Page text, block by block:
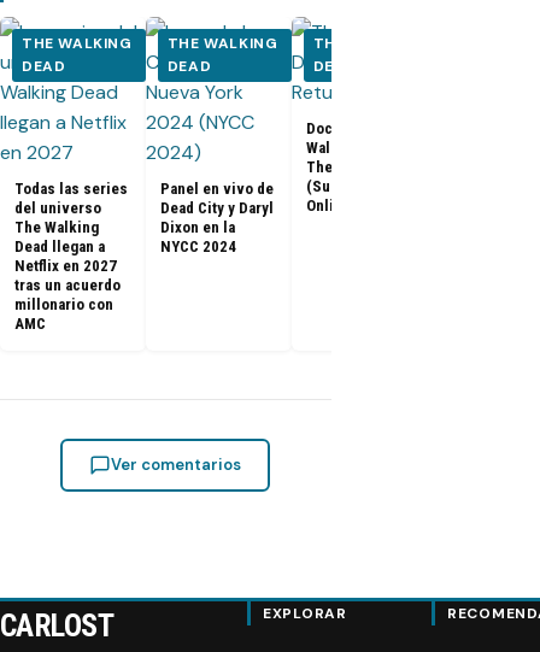
THE WALKING
DEAD
Todas las series
del universo
The Walking
Dead llegan a
Netflix en 2027
tras un acuerdo
millonario con
AMC
THE WALKING
DEAD
Panel en vivo de
Dead City y Daryl
Dixon en la
NYCC 2024
THE WALKING
DEAD
Documental The
Walking Dead:
The Return
(Subtitulado
Online)
Ver comentarios
CARLOST EXPLORAR